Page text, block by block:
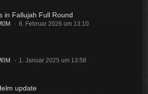
in Fallujah Full Round
8. Februar 2026 um 13:10
1. Januar 2025 um 13:58
update